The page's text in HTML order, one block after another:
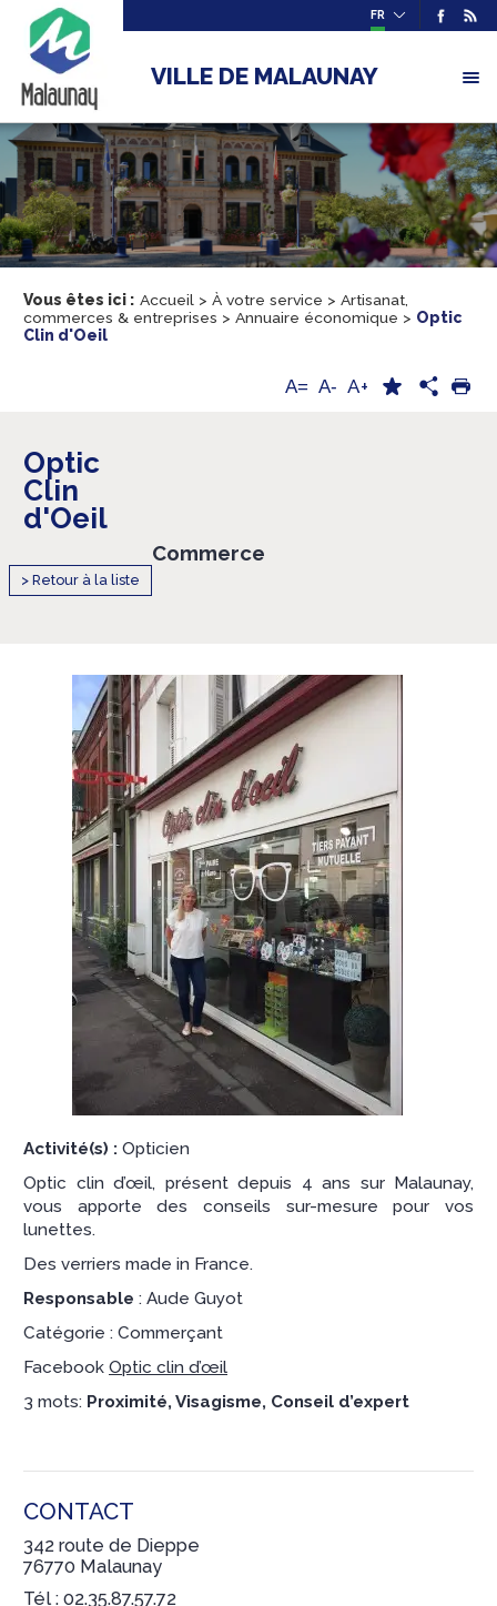
FR
VILLE DE MALAUNAY
Vous êtes ici : Accueil > À votre service > Artisanat,
commerces & entreprises > Annuaire économique > Optic
Clin d'Oeil
A= A- A+
Optic
Clin
d'Oeil
Commerce
> Retour à la liste
Activité(s) : Opticien
Optic clin d’œil, présent depuis 4 ans sur Malaunay,
vous apporte des conseils sur-mesure pour vos
lunettes.
Des verriers made in France.
Responsable : Aude Guyot
Catégorie : Commerçant
Facebook Optic clin d’œil
3 mots: Proximité, Visagisme, Conseil d’expert
CONTACT
342 route de Dieppe
76770 Malaunay
Tél : 02.35.87.57.72